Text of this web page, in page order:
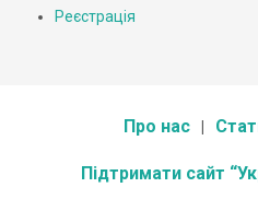
Реєстрація
Про нас
Підтримати сайт